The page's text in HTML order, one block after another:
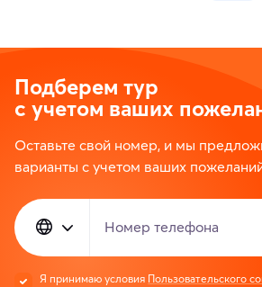
Подберем тур
с учетом ваших
Оставьте свой номер, и мы
варианты с учетом ваших
Номер телефона
Я принимаю условия Пользовательского